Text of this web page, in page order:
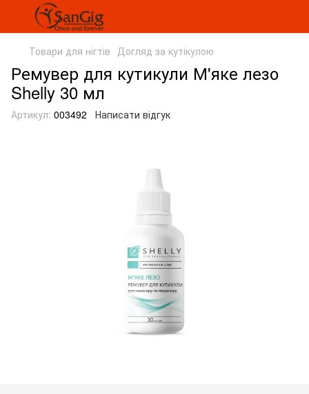
Товари для нігтів Догляд за кутікулою
Ремувер для кутикули М'яке лезо
Shelly 30 мл
Артикул: 003492 Написати відгук